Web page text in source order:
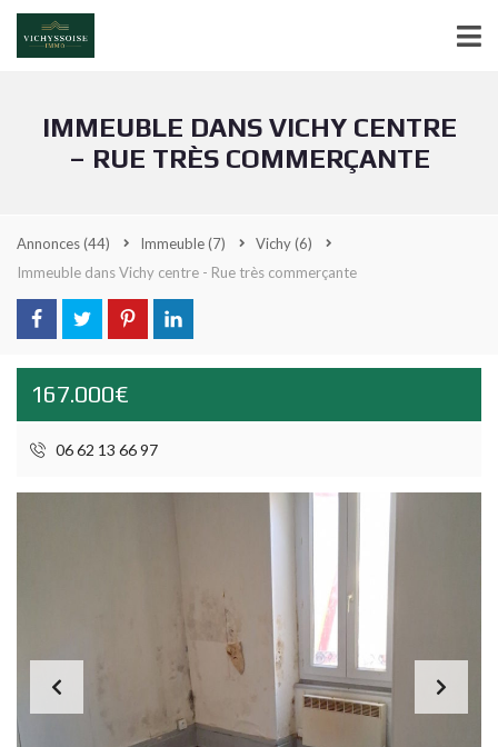
IMMEUBLE DANS VICHY CENTRE
– RUE TRÈS COMMERÇANTE
Annonces(44) Immeuble(7) Vichy(6)
Immeuble dans Vichy centre - Rue très commerçante
167.000€
06 62 13 66 97